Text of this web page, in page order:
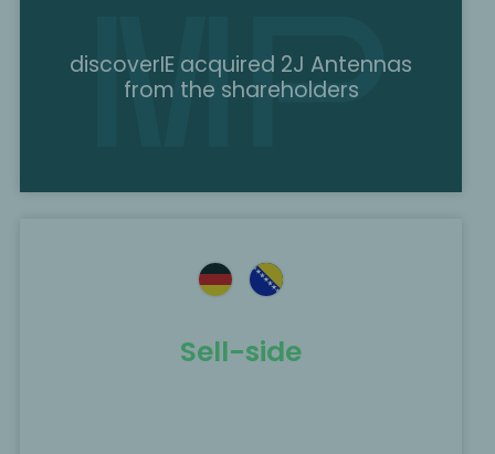
discoverIE acquired 2J Antennas
from the shareholders
Sell-side